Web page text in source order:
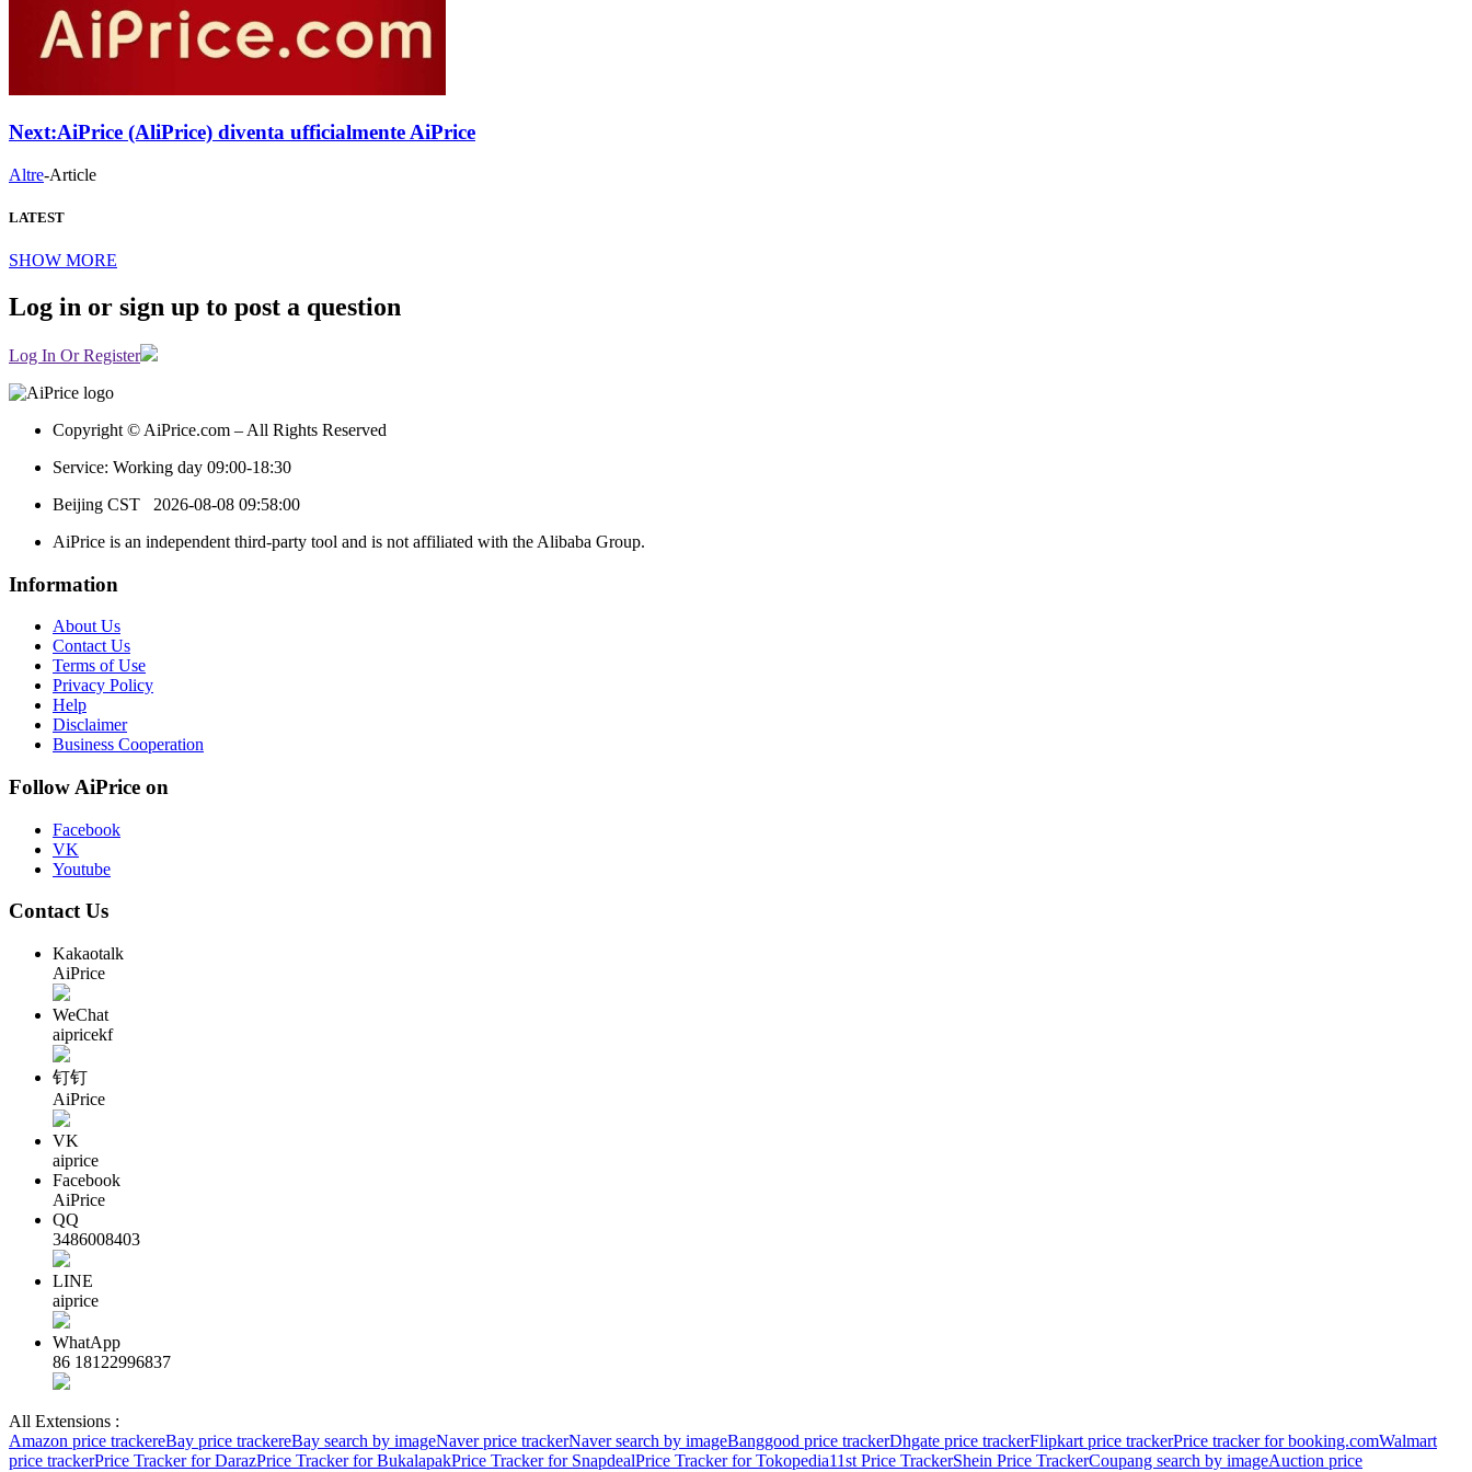
Next:AiPrice (AliPrice) diventa ufficialmente AiPrice
Altre-Article
LATEST
SHOW MORE
Log in or sign up to post a question
Log In Or Register
Copyright © AiPrice.com – All Rights Reserved
Service: Working day 09:00-18:30
Beijing CST 2026-08-08 09:58:00
AiPrice is an independent third-party tool and is not affiliated with the Alibaba Group.
Information
About Us
Contact Us
Terms of Use
Privacy Policy
Help
Disclaimer
Business Cooperation
Follow AiPrice on
Facebook
VK
Youtube
Contact Us
Kakaotalk
AiPrice
WeChat
aipricekf
钉钉
AiPrice
VK
aiprice
Facebook
AiPrice
QQ
3486008403
LINE
aiprice
WhatApp
86 18122996837
All Extensions :
Amazon price trackereBay price trackereBay search by imageNaver price trackerNaver search by imageBanggood price trackerDhgate price trackerFlipkart price trackerPrice tracker for booking.comWalmart
price trackerPrice Tracker for DarazPrice Tracker for BukalapakPrice Tracker for SnapdealPrice Tracker for Tokopedia11st Price TrackerShein Price TrackerCoupang search by imageAuction price